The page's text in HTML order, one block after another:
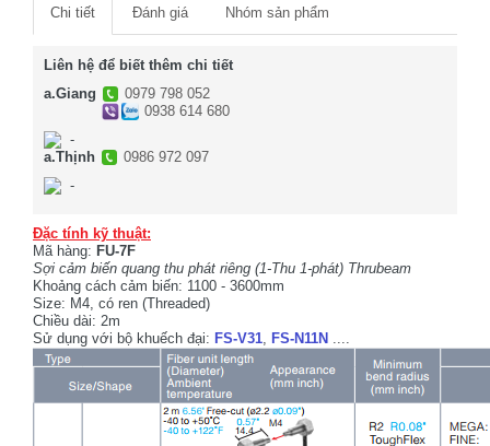
Chi tiết Đánh giá Nhóm sản phẩm
Liên hệ để biết thêm chi tiết
a.Giang
0979 798 052
0938 614 680
-
a.Thịnh
0986 972 097
-
Đặc tính kỹ thuật:
Mã hàng: FU-7F
Sợi cảm biến quang thu phát riêng (1-Thu 1-phát) Thrubeam
Khoảng cách cảm biến: 1100 - 3600mm
Size: M4, có ren (Threaded)
Chiều dài: 2m
Sử dụng với bộ khuếch đại: FS-V31, FS-N11N ....